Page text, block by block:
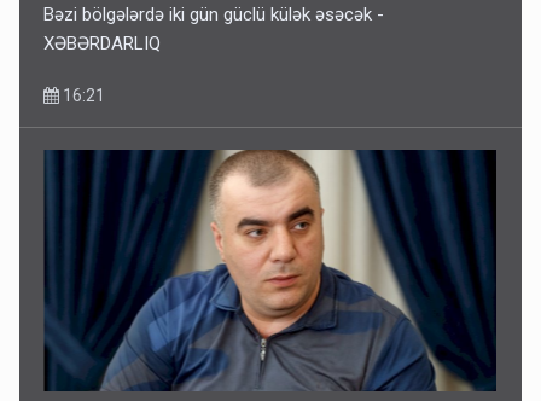
Bəzi bölgələrdə iki gün güclü külək əsəcək -
XƏBƏRDARLIQ
16:21